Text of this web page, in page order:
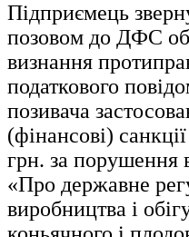
Підприємець
позовом до ДФС
визнання
податкового
позивача
(фінансові)
грн. за порушення
«Про державне
виробництва і